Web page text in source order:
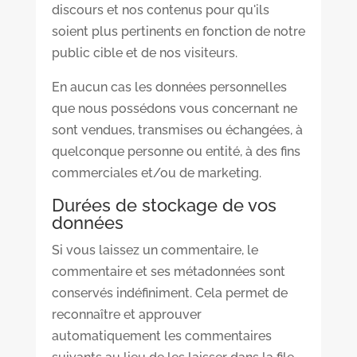
discours et nos contenus pour qu'ils
soient plus pertinents en fonction de notre
public cible et de nos visiteurs.
En aucun cas les données personnelles
que nous possédons vous concernant ne
sont vendues, transmises ou échangées, à
quelconque personne ou entité, à des fins
commerciales et/ou de marketing.
Durées de stockage de vos
données
Si vous laissez un commentaire, le
commentaire et ses métadonnées sont
conservés indéfiniment. Cela permet de
reconnaître et approuver
automatiquement les commentaires